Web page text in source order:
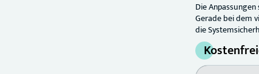
Die
Gerade bei dem
die